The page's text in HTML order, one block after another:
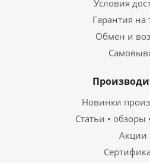
Условия
Гарантия на
Обмен и
Новинки
Статьи • обзоры
Акции